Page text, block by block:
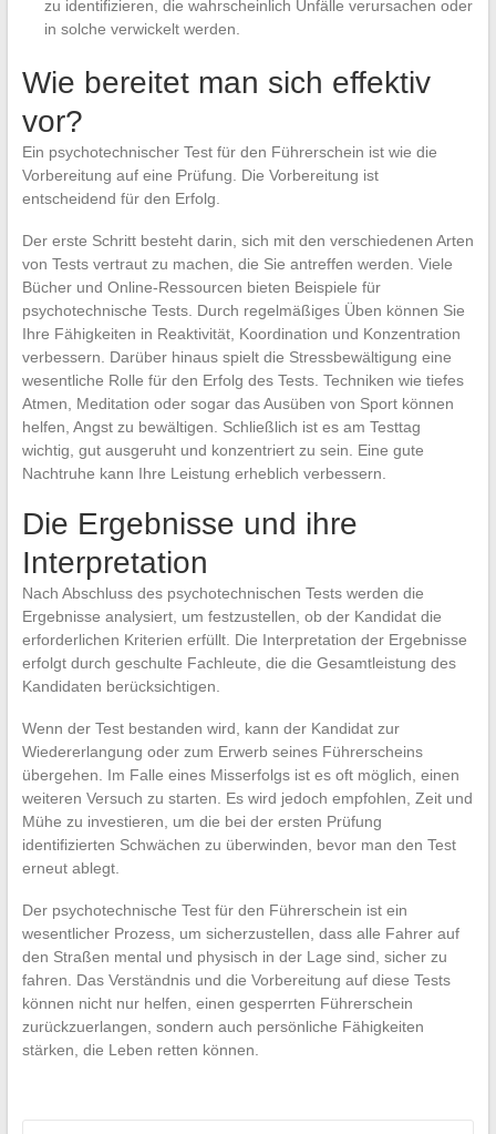
zu identifizieren, die wahrscheinlich Unfälle verursachen oder
in solche verwickelt werden.
Wie bereitet man sich effektiv
vor?
Ein psychotechnischer Test für den Führerschein ist wie die
Vorbereitung auf eine Prüfung. Die Vorbereitung ist
entscheidend für den Erfolg.
Der erste Schritt besteht darin, sich mit den verschiedenen Arten
von Tests vertraut zu machen, die Sie antreffen werden. Viele
Bücher und Online-Ressourcen bieten Beispiele für
psychotechnische Tests. Durch regelmäßiges Üben können Sie
Ihre Fähigkeiten in Reaktivität, Koordination und Konzentration
verbessern. Darüber hinaus spielt die Stressbewältigung eine
wesentliche Rolle für den Erfolg des Tests. Techniken wie tiefes
Atmen, Meditation oder sogar das Ausüben von Sport können
helfen, Angst zu bewältigen. Schließlich ist es am Testtag
wichtig, gut ausgeruht und konzentriert zu sein. Eine gute
Nachtruhe kann Ihre Leistung erheblich verbessern.
Die Ergebnisse und ihre
Interpretation
Nach Abschluss des psychotechnischen Tests werden die
Ergebnisse analysiert, um festzustellen, ob der Kandidat die
erforderlichen Kriterien erfüllt. Die Interpretation der Ergebnisse
erfolgt durch geschulte Fachleute, die die Gesamtleistung des
Kandidaten berücksichtigen.
Wenn der Test bestanden wird, kann der Kandidat zur
Wiedererlangung oder zum Erwerb seines Führerscheins
übergehen. Im Falle eines Misserfolgs ist es oft möglich, einen
weiteren Versuch zu starten. Es wird jedoch empfohlen, Zeit und
Mühe zu investieren, um die bei der ersten Prüfung
identifizierten Schwächen zu überwinden, bevor man den Test
erneut ablegt.
Der psychotechnische Test für den Führerschein ist ein
wesentlicher Prozess, um sicherzustellen, dass alle Fahrer auf
den Straßen mental und physisch in der Lage sind, sicher zu
fahren. Das Verständnis und die Vorbereitung auf diese Tests
können nicht nur helfen, einen gesperrten Führerschein
zurückzuerlangen, sondern auch persönliche Fähigkeiten
stärken, die Leben retten können.